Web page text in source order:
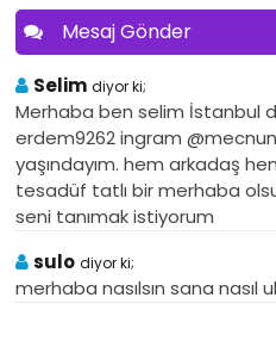
Mesaj Gönder
Selim diyor ki;
Merhaba ben selim İstanbul
erdem9262 ingram
yaşındayım. hem arkadaş
tesadüf tatlı bir merhaba
seni tanımak istiyorum
sulo diyor ki;
merhaba nasılsın sana nasıl